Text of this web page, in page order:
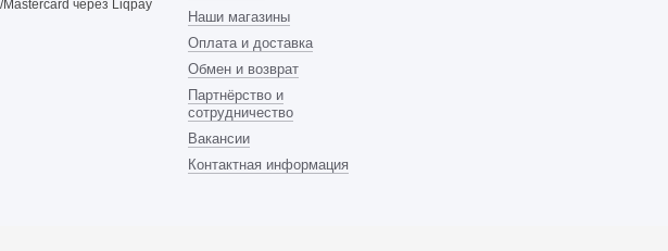
Наши магазины
Оплата и доставка
Обмен и возврат
Партнёрство и
сотрудничество
Вакансии
Контактная информация